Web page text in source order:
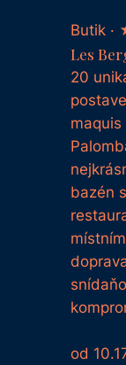
Butik
Les
20
bazén
od